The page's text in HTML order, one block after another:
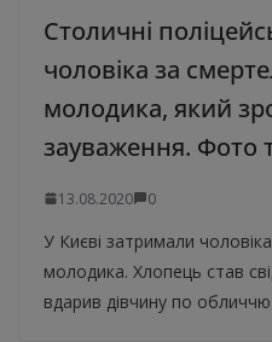
Столичні
чоловіка за
молодика, який
зауваження. Фото
13.08.2020 0
У Києві затримали
молодика. Хлопець став
вдарив дівчину по обличчю